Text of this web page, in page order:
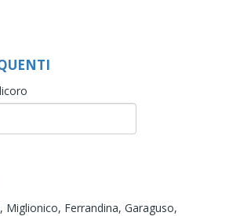
Miglionico, Ferrandina, Garaguso,